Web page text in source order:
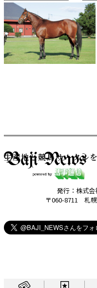
生産地と競馬サークル
発行：株式
〒060-8711 札